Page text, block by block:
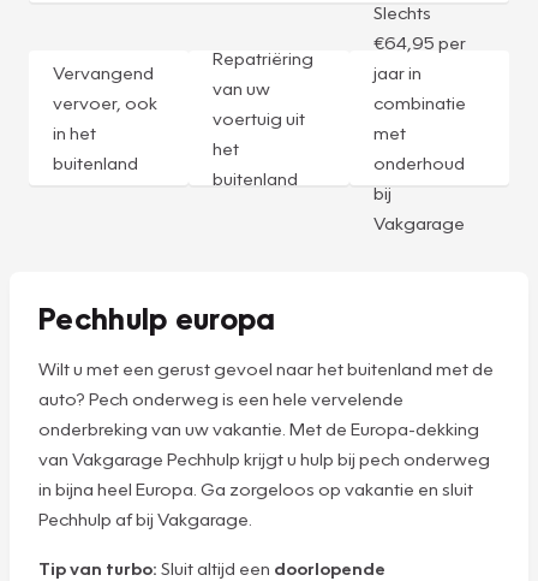
Vervangend
vervoer, ook
in het
buitenland
Repatriëring
van uw
voertuig uit
het
buitenland
Slechts
€64,95 per
jaar in
combinatie
met
onderhoud
bij
Vakgarage
Pechhulp europa
Wilt u met een gerust gevoel naar het buitenland met de
auto? Pech onderweg is een hele vervelende
onderbreking van uw vakantie. Met de Europa-dekking
van Vakgarage Pechhulp krijgt u hulp bij pech onderweg
in bijna heel Europa. Ga zorgeloos op vakantie en sluit
Pechhulp af bij Vakgarage.
Tip van turbo: Sluit altijd een doorlopende